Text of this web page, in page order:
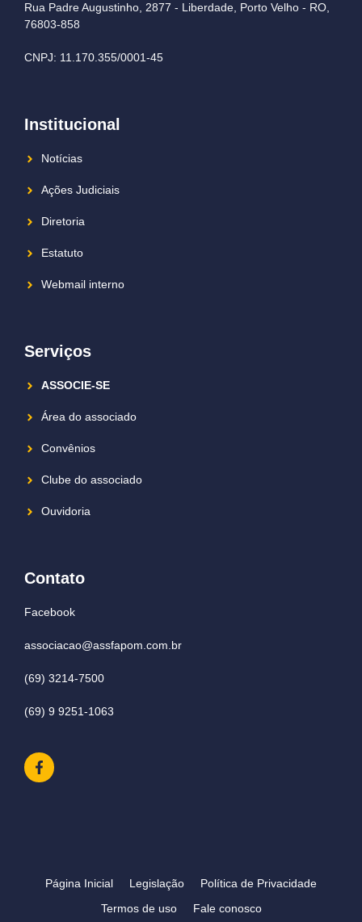
Rua Padre Augustinho, 2877 - Liberdade, Porto Velho - RO,
76803-858
CNPJ: 11.170.355/0001-45
Institucional
Notícias
Ações Judiciais
Diretoria
Estatuto
Webmail interno
Serviços
ASSOCIE-SE
Área do associado
Convênios
Clube do associado
Ouvidoria
Contato
Facebook
associacao@assfapom.com.br
(69) 3214-7500
(69) 9 9251-1063
Página Inicial Legislação
Política de Privacidade
Termos de uso
Fale conosco